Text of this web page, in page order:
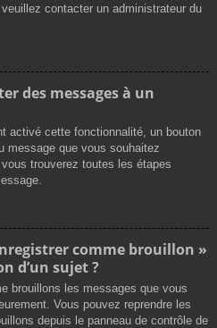
contacter un administrateur du
des messages à un
activé cette fonctionnalité, un bouton
message que vous souhaitez
trouverez toutes les étapes
comme brouillon »
d’un sujet ?
brouillons les messages que vous
Vous pouvez reprendre les
depuis le panneau de contrôle de